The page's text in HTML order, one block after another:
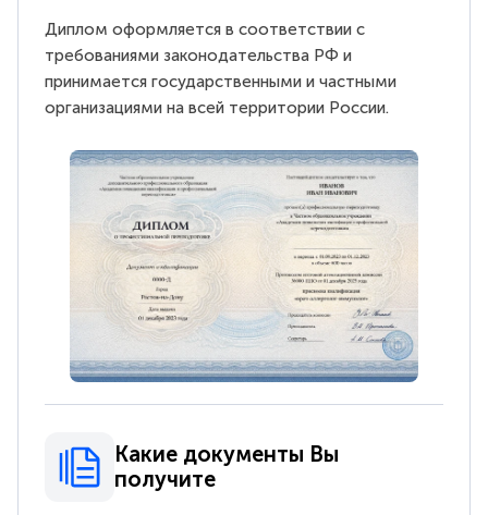
Диплом оформляется в соответствии с
требованиями законодательства РФ и
принимается государственными и частными
организациями на всей территории России.
Какие документы Вы
получите